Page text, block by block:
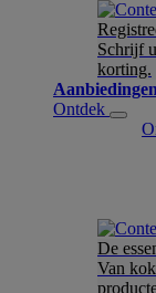
Schrijf
korting.
Aanbiedingen
Ontdek
De
Van